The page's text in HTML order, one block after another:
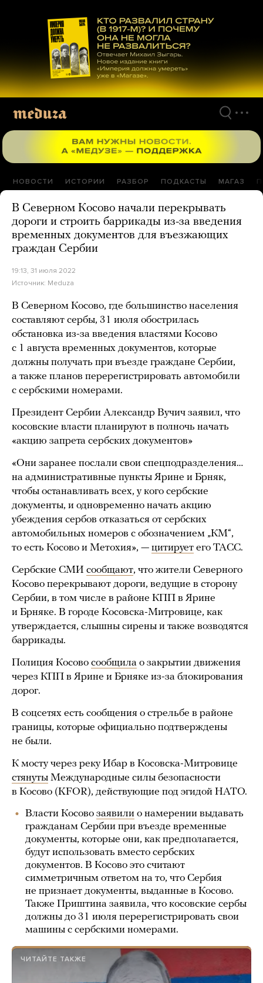
материалам
НОВОСТИ ИСТОРИИ РАЗБОР ПОДКАСТЫ МАГАЗ
В Северном Косово начали перекрывать
дороги и строить баррикады из-за введения
временных документов для въезжающих
граждан Сербии
19:13, 31 июля 2022
Источник: Meduza
В Северном Косово, где большинство населения
составляют сербы, 31 июля обострилась
обстановка из-за введения властями Косово
с 1 августа временных документов, которые
должны получать при въезде граждане Сербии,
а также планов перерегистрировать автомобили
с сербскими номерами.
Президент Сербии Александр Вучич заявил, что
косовские власти планируют в полночь начать
«акцию запрета сербских документов»
«Они заранее послали свои спецподразделения…
на административные пункты Ярине и Брняк,
чтобы останавливать всех, у кого сербские
документы, и одновременно начать акцию
убеждения сербов отказаться от сербских
автомобильных номеров с обозначением „КМ“,
то есть Косово и Метохия», — цитирует его ТАСС.
Сербские СМИ сообщают, что жители Северного
Косово перекрывают дороги, ведущие в сторону
Сербии, в том числе в районе КПП в Ярине
и Брняке. В городе Косовска-Митровице, как
утверждается, слышны сирены и также возводятся
баррикады.
Полиция Косово сообщила о закрытии движения
через КПП в Ярине и Брняке из-за блокирования
дорог.
В соцсетях есть сообщения о стрельбе в районе
границы, которые официально подтверждены
не были.
К мосту через реку Ибар в Косовска-Митровице
стянуты Международные силы безопасности
в Косово (KFOR), действующие под эгидой НАТО.
Власти Косово заявили о намерении выдавать
гражданам Сербии при въезде временные
документы, которые они, как предполагается,
будут использовать вместо сербских
документов. В Косово это считают
симметричным ответом на то, что Сербия
не признает документы, выданные в Косово.
Также Приштина заявила, что косовские сербы
должны до 31 июля перерегистрировать свои
машины с сербскими номерами.
ЧИТАЙТЕ ТАКЖЕ